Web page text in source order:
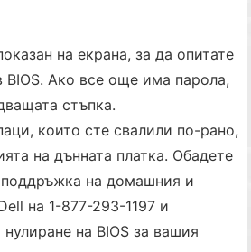
на екрана, за да опитате
BIOS. Ако все още има парола,
стъпка.
които сте свалили по-рано,
на дънната платка. Обадете
поддръжка на домашния и
на 1-877-293-1197 и
на BIOS за вашия